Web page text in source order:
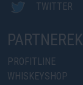
TWITTER
PARTNEREK
PROFITLINE
WHISKEYSHOP